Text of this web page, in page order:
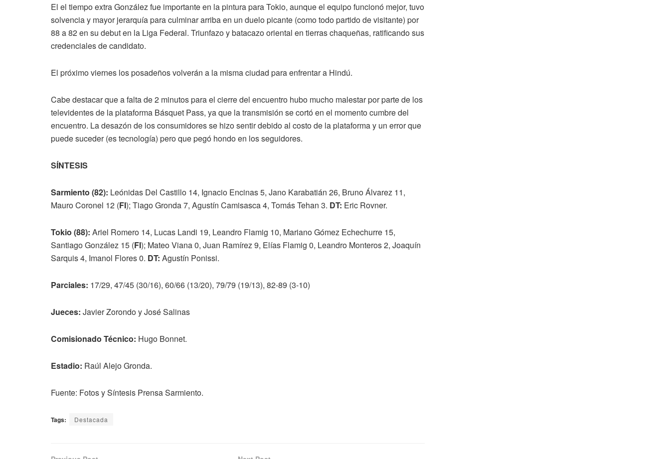
El el tiempo extra González fue importante en la pintura para Tokio, aunque el equipo funcionó mejor, tuvo
solvencia y mayor jerarquía para culminar arriba en un duelo picante (como todo partido de visitante) por
88 a 82 en su debut en la Liga Federal. Triunfazo y batacazo oriental en tierras chaqueñas, ratificando sus
credenciales de candidato.
El próximo viernes los posadeños volverán a la misma ciudad para enfrentar a Hindú.
Cabe destacar que a falta de 2 minutos para el cierre del encuentro hubo mucho malestar por parte de los
televidentes de la plataforma Básquet Pass, ya que la transmisión se cortó en el momento cumbre del
encuentro. La desazón de los consumidores se hizo sentir debido al costo de la plataforma y un error que
puede suceder (es tecnología) pero que pegó hondo en los seguidores.
SÍNTESIS
Sarmiento (82): Leónidas Del Castillo 14, Ignacio Encinas 5, Jano Karabatián 26, Bruno Álvarez 11,
Mauro Coronel 12 (FI); Tiago Gronda 7, Agustín Camisasca 4, Tomás Tehan 3. DT: Eric Rovner.
Tokio (88): Ariel Romero 14, Lucas Landi 19, Leandro Flamig 10, Mariano Gómez Echechurre 15,
Santiago González 15 (FI); Mateo Viana 0, Juan Ramírez 9, Elías Flamig 0, Leandro Monteros 2, Joaquín
Sarquis 4, Imanol Flores 0. DT: Agustín Ponissi.
Parciales: 17/29, 47/45 (30/16), 60/66 (13/20), 79/79 (19/13), 82-89 (3-10)
Jueces: Javier Zorondo y José Salinas
Comisionado Técnico: Hugo Bonnet.
Estadio: Raúl Alejo Gronda.
Fuente: Fotos y Síntesis Prensa Sarmiento.
Tags: Destacada